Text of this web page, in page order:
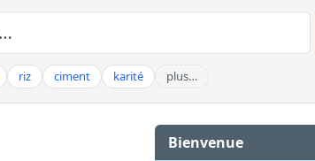
riz ciment karité plus…
Bienvenue